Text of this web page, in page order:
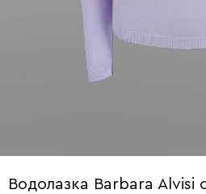
Водолазка Barbara Alvisi